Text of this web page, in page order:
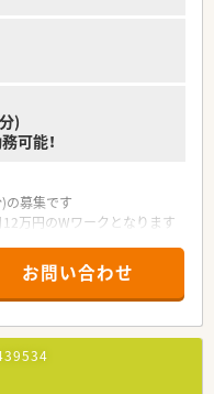
)
可能！
募集です
万円のWワークとなります
査・注射剤のセット・セット
患者の処方の調剤監査業務
ません。
ます。
勤務するので流れ等確認で
お問い合わせ